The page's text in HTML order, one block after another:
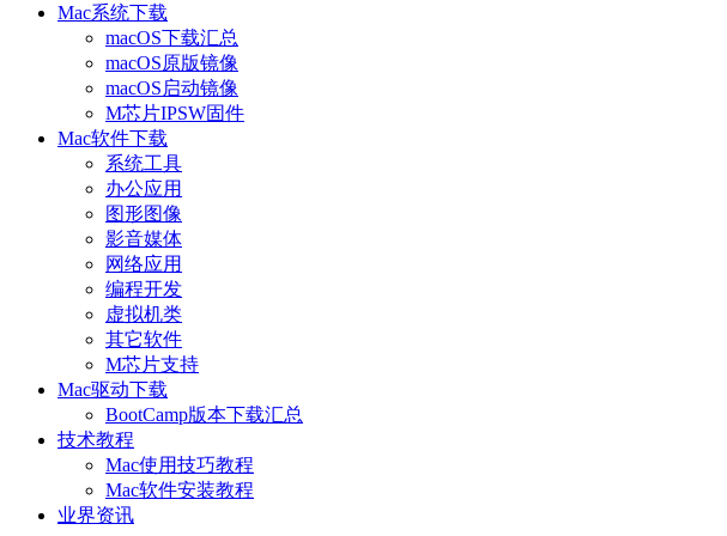
Mac系统下载
macOS下载汇总
macOS原版镜像
macOS启动镜像
M芯片IPSW固件
Mac软件下载
系统工具
办公应用
图形图像
影音媒体
网络应用
编程开发
虚拟机类
其它软件
M芯片支持
Mac驱动下载
BootCamp版本下载汇总
技术教程
Mac使用技巧教程
Mac软件安装教程
业界资讯